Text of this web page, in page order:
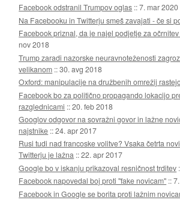
Facebook odstranil Trumpov oglas ::7. mar 2020
Na Facebooku in Twitterju smeš zavajati - če si
Facebook priznal, da je najel podjetje za
nov 2018
Trump zaradi nazorske neuravnoteženosti
velikanom ::30. avg 2018
Oxford: manipulacije na družbenih omrežij
Facebook bo za politično propagando lokacijo
razglednicami ::20. feb 2018
Googlov odgovor na sovražni govor in lažne
najstnike ::24. apr 2017
Rusi tudi nad francoske volitve? Vsaka četrta
Twitterju je lažna ::22. apr 2017
Google bo v iskanju prikazoval resničnost trditev
Facebook napovedal boj proti "fake novicam" ::
Facebook in Google se borita proti lažnim